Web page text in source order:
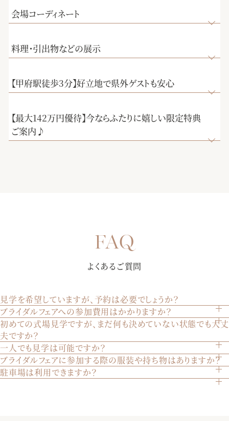
場】お見積りや会場の空き状況、演出・進行など何でもご相
な自然光が、花嫁様をより美しく魅せる。聖歌隊による生
歌・生演奏が荘厳な雰囲気を創り出します。某有名映画でも
使われた大聖堂を是非体験して下さい。
【選べる多彩なパーティー会場】完成したばかりの披露宴会
場にて、誰よりも早く披露宴を体験していただきます。演出
や雰囲気で選べる3つの会場を、ゲストの方々の気持ちになり
会場コーディネート
料理・引出物などの展示
【甲府駅徒歩3分】好立地で県外ゲストも安心
【最大142万円優待】今ならふたりに嬉しい限定特典
ご案内♪
よくあるご質問
見学を希望していますが、予約は必要でしょうか？
はい、見学は完全予約制です。ウェブサイトのブライダルフ
ェアページから、または電話でご予約いただけます。
ブライダルフェアへの参加費用はかかりますか？
いいえ、参加は無料です。どなたでも気軽にご参加いただけ
ます。
初めての式場見学ですが、まだ何も決めていない状態でも大丈
夫ですか？
もちろん大丈夫です。初めての見学やまだ決めていない方も
多くいらっしゃいます。実際の会場を見てイメージを膨らま
せることは重要です。安心してお越しください。
一人でも見学は可能ですか？
はい、お一人でもご見学いただけます。ご家族やご兄弟との
見学も歓迎いたします。
ブライダルフェアに参加する際の服装や持ち物はありますか？
特に指定はございません。普段着でお越しいただければ結構
駐車場は利用できますか？
はい、200台収容可能な駐車場をご用意しております。ご自